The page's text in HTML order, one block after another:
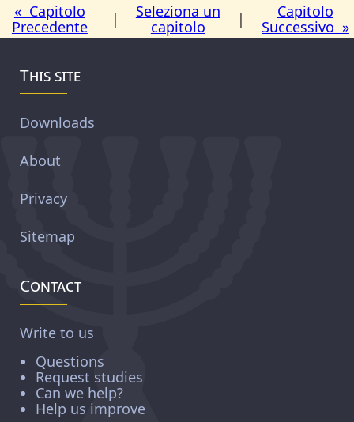
« Capitolo
Precedente
|
Seleziona un
capitolo
|
Capitolo
Successivo »
This site
Downloads
About
Privacy
Sitemap
Contact
Write to us
Questions
Request studies
Can we help?
Help us improve